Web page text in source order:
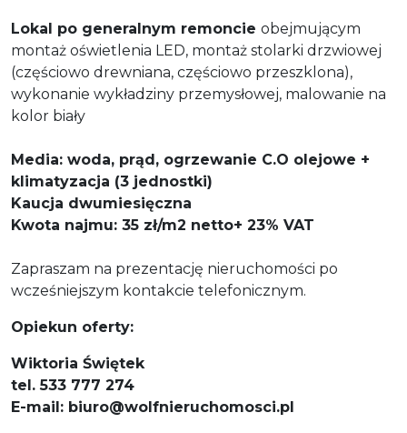
Lokal po generalnym remoncie obejmującym
montaż oświetlenia LED, montaż stolarki drzwiowej
(częściowo drewniana, częściowo przeszklona),
wykonanie wykładziny przemysłowej, malowanie na
kolor biały
Media: woda, prąd, ogrzewanie C.O olejowe +
klimatyzacja (3 jednostki)
Kaucja dwumiesięczna
Kwota najmu: 35 zł/m2 netto+ 23% VAT
Zapraszam na prezentację nieruchomości po
wcześniejszym kontakcie telefonicznym.
Opiekun oferty:
Wiktoria Świętek
tel. 533 777 274
E-mail: biuro@wolfnieruchomosci.pl